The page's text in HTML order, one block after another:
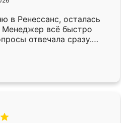
только здесь.
в Ренессанс, осталась
Менеджер всё быстро
отвечала сразу.
в субботу, подошёл к
Собрали
аккуратно, даже